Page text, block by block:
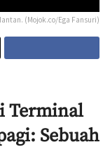
(Mojok.co/Ega Fansuri)
Terminal
Sebuah